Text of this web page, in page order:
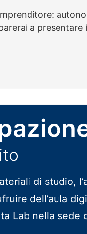
a
di studio,
dell’aula
Lab nella sede